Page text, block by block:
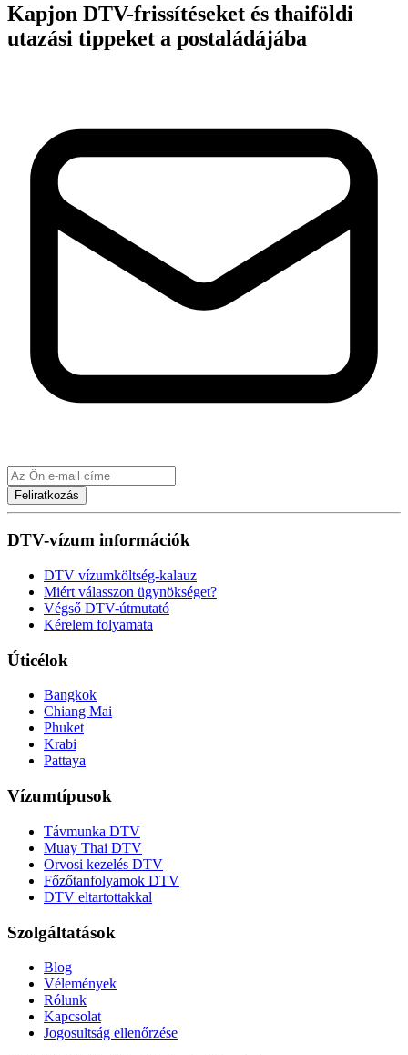
Kapjon DTV-frissítéseket és thaiföldi
utazási tippeket a postaládájába
Feliratkozás
DTV-vízum információk
DTV vízumköltség-kalauz
Miért válasszon ügynökséget?
Végső DTV-útmutató
Kérelem folyamata
Úticélok
Bangkok
Chiang Mai
Phuket
Krabi
Pattaya
Vízumtípusok
Távmunka DTV
Muay Thai DTV
Orvosi kezelés DTV
Főzőtanfolyamok DTV
DTV eltartottakkal
Szolgáltatások
Blog
Vélemények
Rólunk
Kapcsolat
Jogosultság ellenőrzése